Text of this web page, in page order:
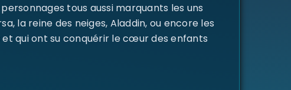
tous aussi marquants les uns
la reine des neiges, Aladdin, ou encore les
et qui ont su conquérir le cœur des enfants